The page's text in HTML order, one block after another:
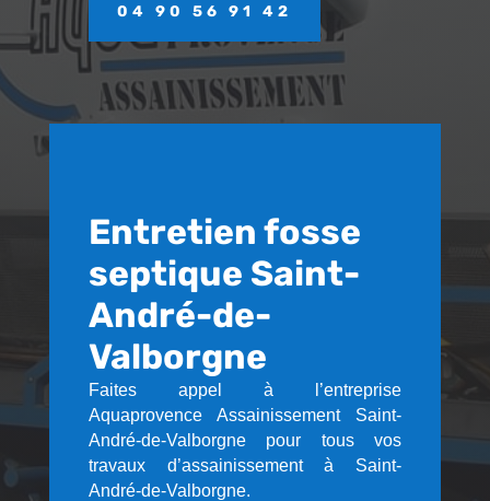
04 90 56 91 42
Entretien fosse
septique Saint-
André-de-
Valborgne
Faites appel à l’entreprise
Aquaprovence Assainissement Saint-
André-de-Valborgne pour tous vos
travaux d’assainissement à Saint-
André-de-Valborgne.